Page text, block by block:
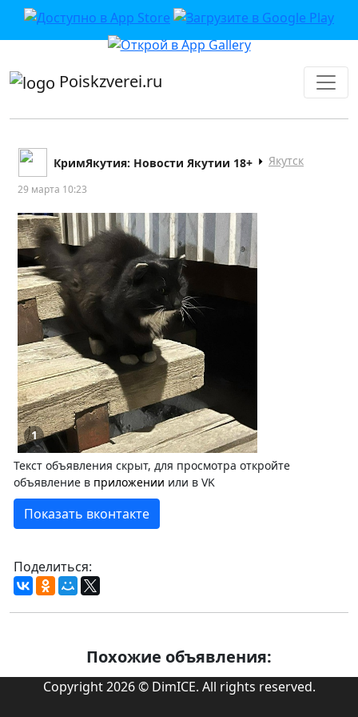
приложении или в VK">
Poiskzverei.ru
КримЯкутия: Новости Якутии 18+ Якутск
29 марта 10:23
1
Текст объявления скрыт, для просмотра откройте
объявление в приложении или в VK
Показать вконтакте
Поделиться:
Похожие объявления:
Copyright 2026 © DimICE. All rights reserved.